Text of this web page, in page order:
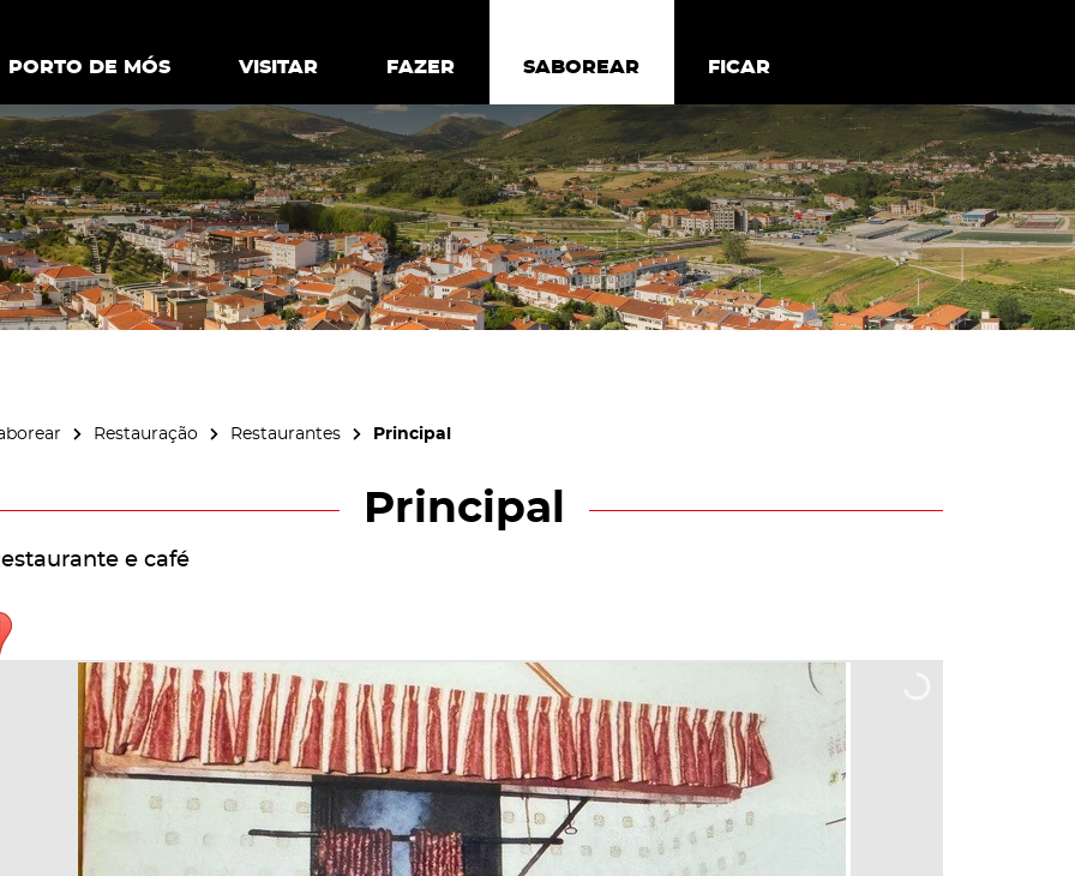
PORTO DE MÓS
VISITAR FAZER SABOREAR FICAR
PORTO DE MÓS VISITAR FAZER SABOREAR FICAR
Restauração Restaurantes Principal
Principal
e café